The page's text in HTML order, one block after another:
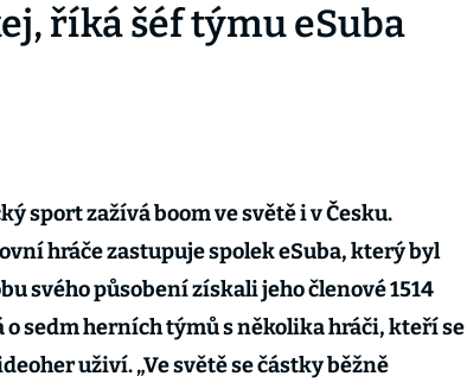
říká šéf týmu eSuba
sport zažívá boom ve světě i v Česku.
hráče zastupuje spolek eSuba, který byl
svého působení získali jeho členové 1514
sedm herních týmů s několika hráči, kteří se
uživí. „Ve světě se částky běžně